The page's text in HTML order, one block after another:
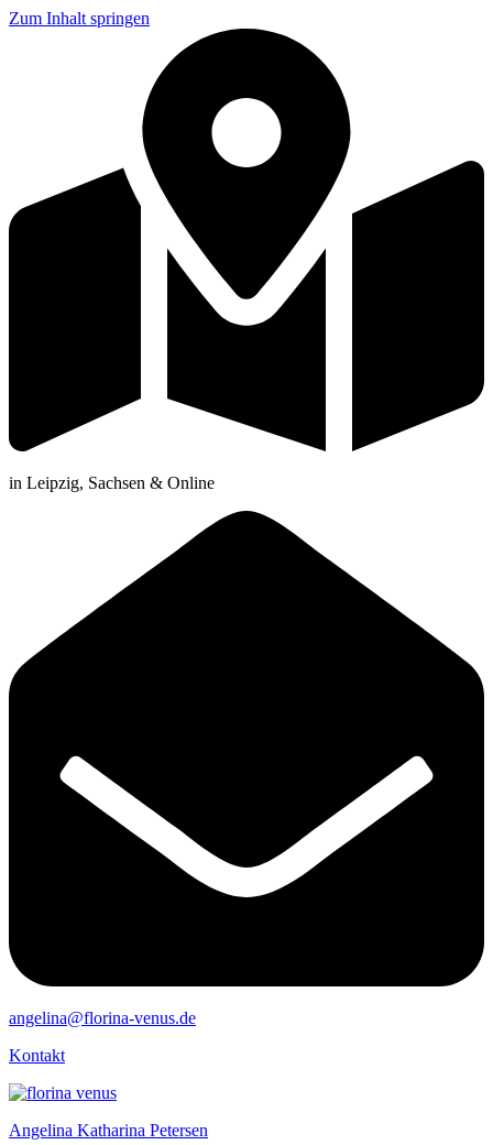
Zum Inhalt springen
in Leipzig, Sachsen & Online
angelina@florina-venus.de
Kontakt
Angelina Katharina Petersen